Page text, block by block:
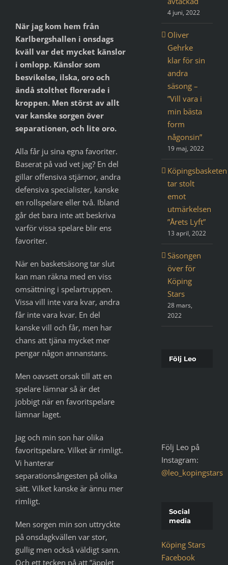
När jag kom hem från
Karlbergshallen i onsdags
kväll var det mycket känslor
i omlopp. Känslor som
besvikelse, ilska, oro och
ändå stolthet florerade i
kroppen. Men störst av allt
var kanske sorgen över
separationen, och lite oro.
Alla får ju sina egna favoriter.
Baserat på vad vet jag? En del
gillar offensiva stjärnor, andra
defensiva specialister, kanske
en rollspelare eller två. Ibland
går det bara inte att beskriva
varför vissa spelare blir ens
favoriter.
När en basketsäsong tar slut
kan man räkna med en viss
omsättning i spelartruppen.
Vissa vill inte vara kvar, andra
får inte vara kvar. En del
kanske vill och får, men har
chans att tjäna mycket mer
pengar någon annanstans.
Men oavsett orsak till att en
spelare lämnar så är det
jobbigt när en favoritspelare
lämnar laget.
Jag och min son har olika
favoritspelare. Vilket är rimligt.
Vi hanterar
separationsångesten på olika
sätt. Vilket kanske är ännu mer
rimligt.
Men sorgen min son uttryckte
på onsdagkvällen var stor,
gullig men också väldigt sann.
Och ett tecken på att ”äpplet
4 juni, 2022
Oliver
Gehrke
klar för sin
andra
säsong –
”Vill vara i
min bästa
form
någonsin”
19 maj, 2022
Köpingsbasketen
tar stolt
emot
utmärkelsen
”Årets Lyft”
13 april, 2022
Säsongen
över för
Köping
Stars
28 mars,
2022
Följ Leo
Följ Leo på
Instagram:
@leo_kopingstars
Social
media
Köping Stars
Facebook